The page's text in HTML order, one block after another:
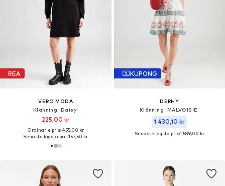
REA
VERO MODA
Klänning 'Daisy'
225,00 kr
Ordinarie pris: 455,00 kr
Senaste lägsta pris:157,50 kr
KUPONG
DERHY
Klänning 'MALVOISIE'
1 430,10 kr
Senaste lägsta pris:1 589,00 kr